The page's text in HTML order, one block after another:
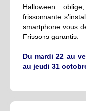
Halloween
frissonnante
smartphone vous
Frissons garantis.
Du mardi 22 au
au jeudi 31